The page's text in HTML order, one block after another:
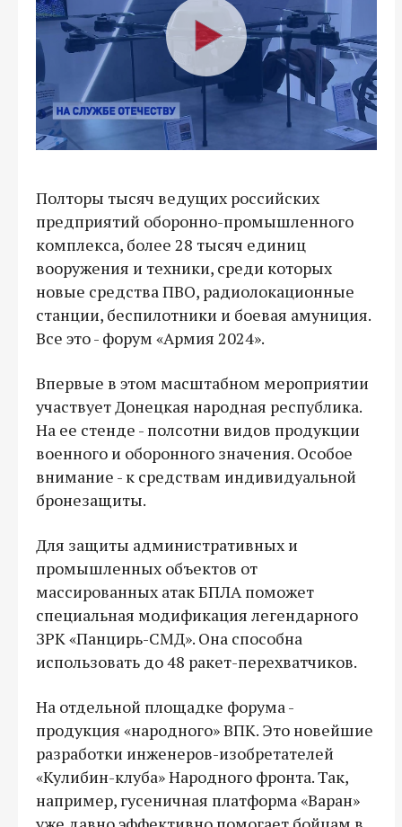
Полторы тысяч ведущих российских
предприятий оборонно-промышленного
комплекса, более 28 тысяч единиц
вооружения и техники, среди которых
новые средства ПВО, радиолокационные
станции, беспилотники и боевая амуниция.
Все это - форум «Армия 2024».
Впервые в этом масштабном мероприятии
участвует Донецкая народная республика.
На ее стенде - полсотни видов продукции
военного и оборонного значения. Особое
внимание - к средствам индивидуальной
бронезащиты.
Для защиты административных и
промышленных объектов от
массированных атак БПЛА поможет
специальная модификация легендарного
ЗРК «Панцирь-СМД». Она способна
использовать до 48 ракет-перехватчиков.
На отдельной площадке форума -
продукция «народного» ВПК. Это новейшие
разработки инженеров-изобретателей
«Кулибин-клуба» Народного фронта. Так,
например, гусеничная платформа «Варан»